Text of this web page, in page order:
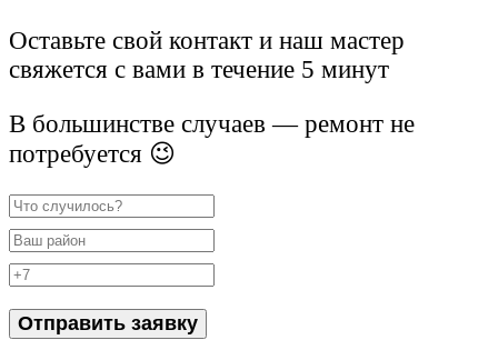
Оставьте свой контакт и наш мастер
свяжется с вами в течение 5 минут
В большинстве случаев — ремонт не
потребуется 😉
Отправить заявку